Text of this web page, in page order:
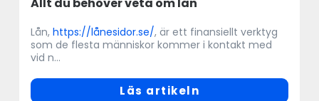
Allt du behöver veta om lån
Lån, https://lånesidor.se/, är ett finansiellt verktyg
som de flesta människor kommer i kontakt med
vid n...
Läs artikeln